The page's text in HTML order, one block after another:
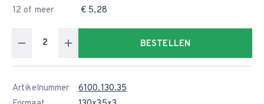
12 of meer
€ 5,28
BESTELLEN
Artikelnummer
6100.130.35